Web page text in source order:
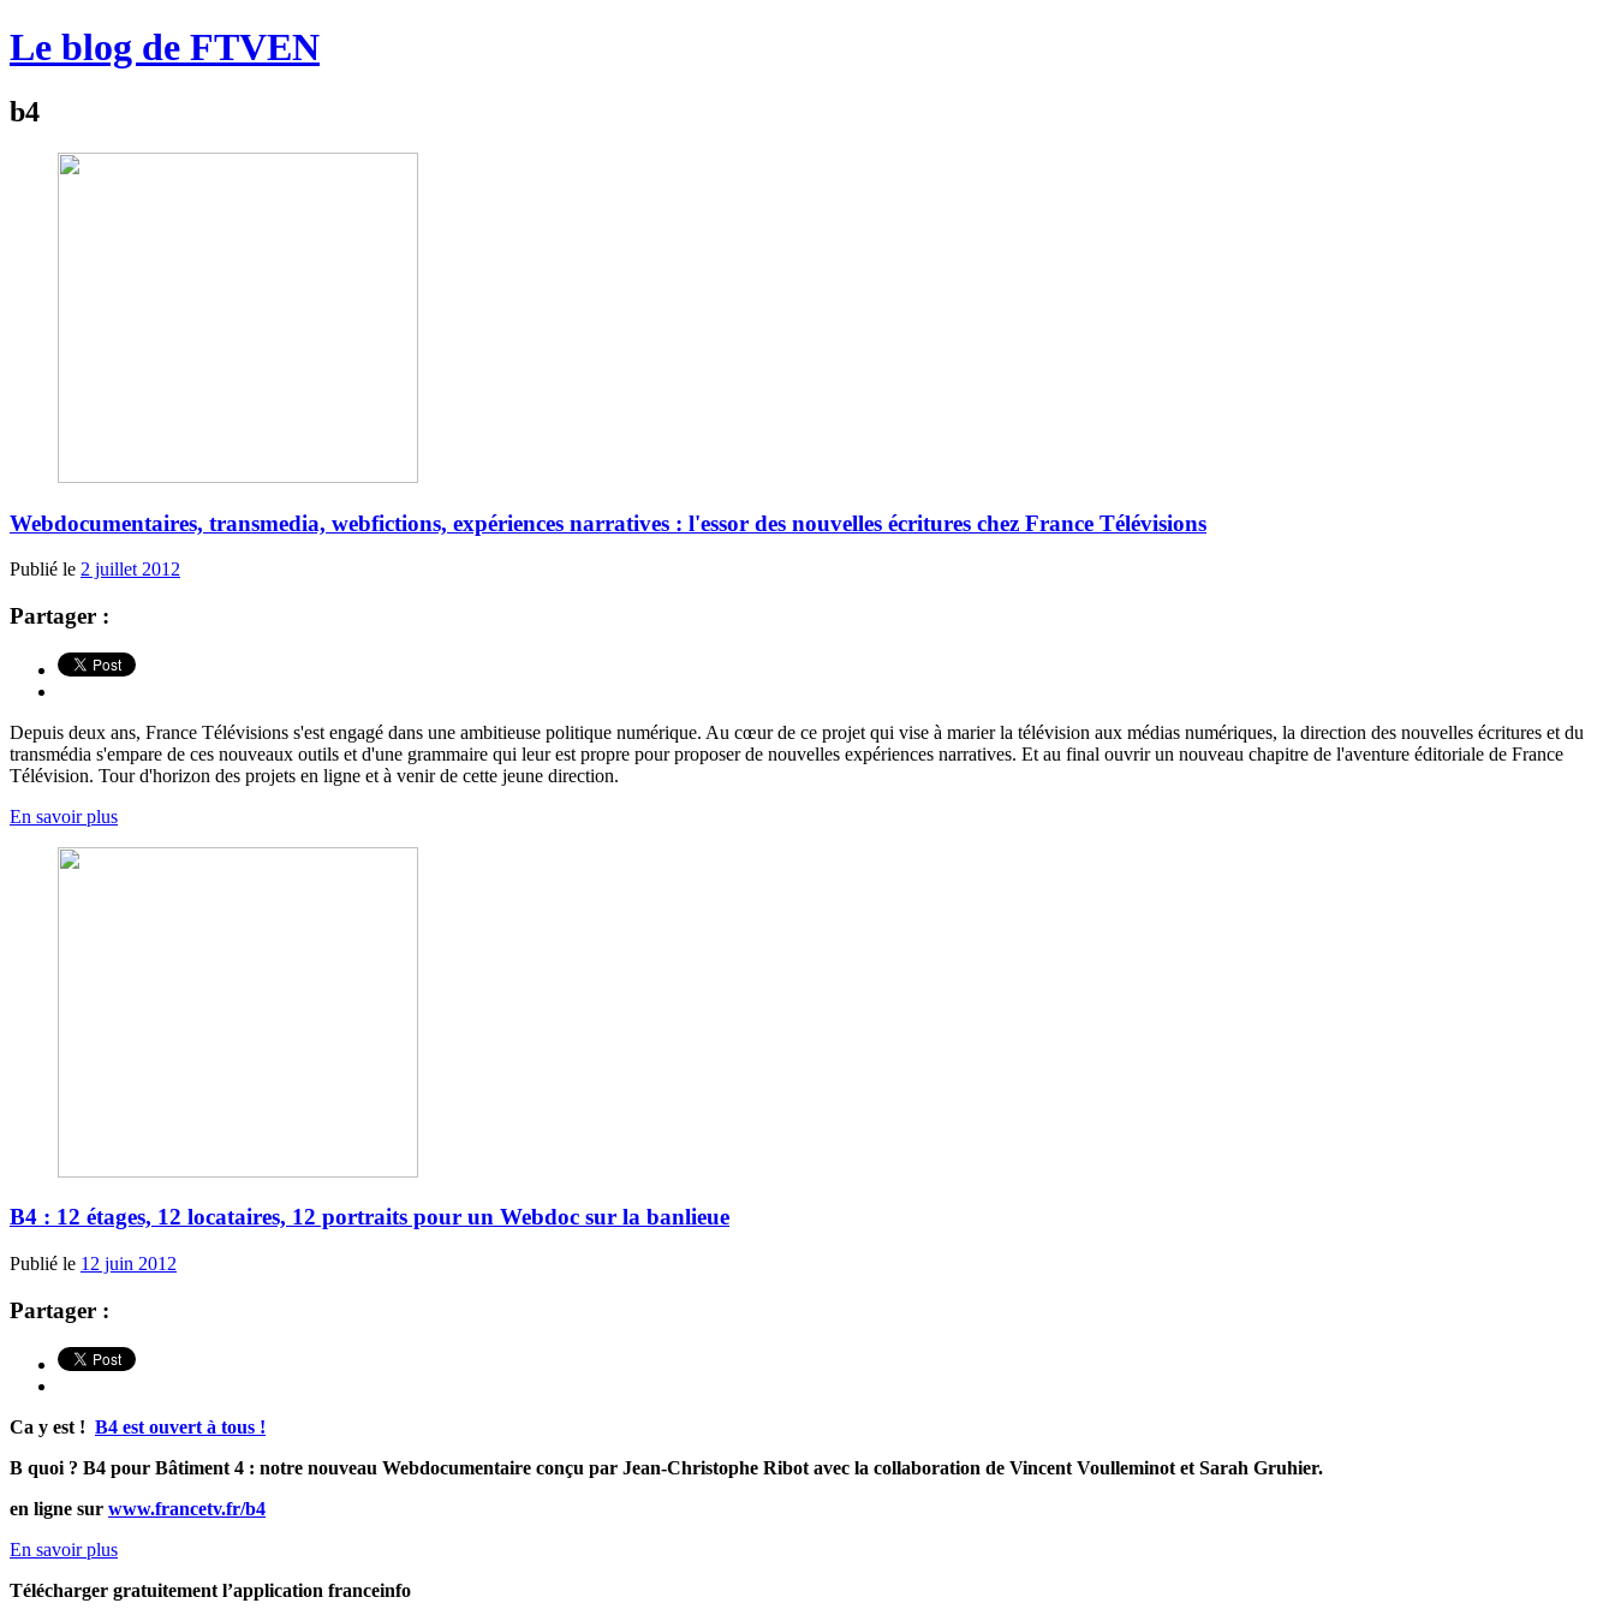
Le blog de FTVEN
b4
Webdocumentaires, transmedia, webfictions, expériences narratives : l'essor des nouvelles écritures chez France Télévisions
Publié le 2 juillet 2012
Partager :
Depuis deux ans, France Télévisions s'est engagé dans une ambitieuse politique numérique. Au cœur de ce projet qui vise à marier la télévision aux médias numériques, la direction des nouvelles écritures et du
transmédia s'empare de ces nouveaux outils et d'une grammaire qui leur est propre pour proposer de nouvelles expériences narratives. Et au final ouvrir un nouveau chapitre de l'aventure éditoriale de France
Télévision. Tour d'horizon des projets en ligne et à venir de cette jeune direction.
En savoir plus
B4 : 12 étages, 12 locataires, 12 portraits pour un Webdoc sur la banlieue
Publié le 12 juin 2012
Partager :
Ca y est ! B4 est ouvert à tous !
B quoi ? B4 pour Bâtiment 4 : notre nouveau Webdocumentaire conçu par Jean-Christophe Ribot avec la collaboration de Vincent Voulleminot et Sarah Gruhier.
en ligne sur www.francetv.fr/b4
En savoir plus
Télécharger gratuitement l’application franceinfo